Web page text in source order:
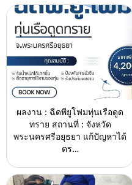
ผลงาน : ฉีดพียูโฟมทุ่นเรือดูด
ทราย สถานที่ : จังหวัด
พระนครศรีอยุธยา แก้ปัญหาได้
ตร…